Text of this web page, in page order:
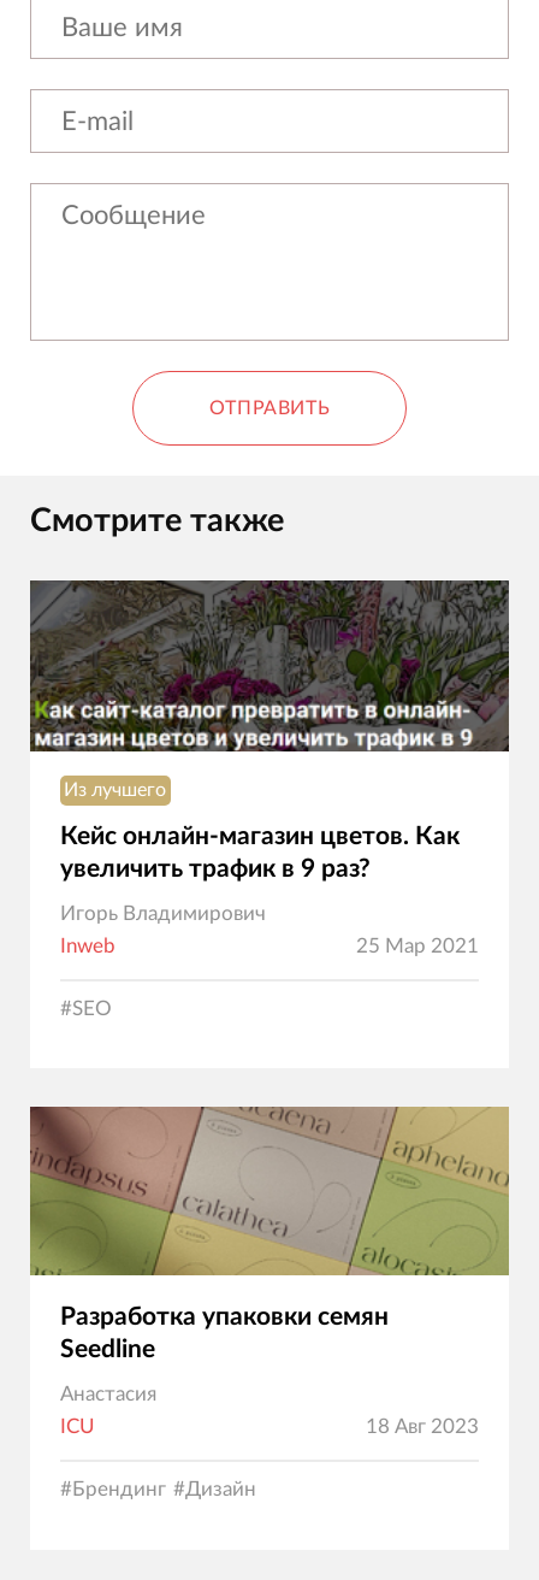
ОТПРАВИТЬ
Смотрите также
Из лучшего
Кейс онлайн-магазин цветов. Как
увеличить трафик в 9 раз?
Игорь Владимирович
Inweb
25 Мар 2021
#SEO
Разработка упаковки семян
Seedline
Анастасия
ICU
18 Авг 2023
#Брендинг #Дизайн